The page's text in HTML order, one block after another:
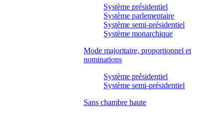
Système présidentiel
Système parlementaire
Système semi-présidentiel
Système monarchique
Mode majoritaire, proportionnel et
nominations
Système présidentiel
Système semi-présidentiel
Sans chambre haute